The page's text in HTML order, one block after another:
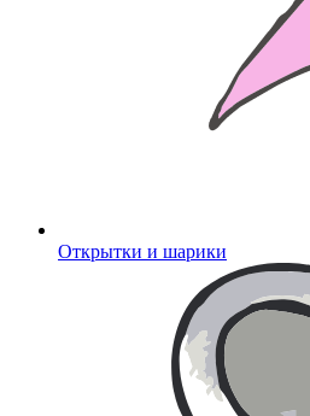
Открытки и шарики